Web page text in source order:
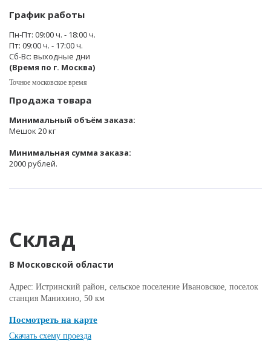
График работы
Пн-Пт: 09:00 ч. - 18:00 ч.
Пт: 09:00 ч. - 17:00 ч.
Сб-Вс: выходные дни
(Время по г. Москва)
Точное московское время
Продажа товара
Минимальный объём заказа:
Мешок 20 кг
Минимальная сумма заказа:
2000 рублей.
Склад
В Московской области
Адрес: Истринский район, сельское поселение Ивановское, поселок
станция Манихино, 50 км
Посмотреть на карте
Скачать схему проезда